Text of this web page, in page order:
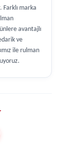
Farklı marka
avantajlı
ve
ile rulman